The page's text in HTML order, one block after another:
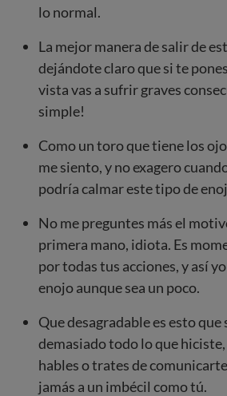
lo normal.
La mejor manera de salir de
dejándote claro que si te
vista vas a sufrir graves
simple!
Como un toro que tiene los
me siento, y no exagero
podría calmar este tipo de
No me preguntes más el
primera mano, idiota. Es
por todas tus acciones, y así
enojo aunque sea un poco.
Que desagradable es esto
demasiado todo lo que hiciste,
hables o trates de
jamás a un imbécil como tú.